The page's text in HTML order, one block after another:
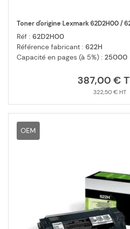
Toner d'origine Lexmark 62D2H00 /
Réf : 62D2H00
Référence fabricant : 622H
Capacité en pages (à 5%) : 25000
387,00 €
322,50 €
OEM